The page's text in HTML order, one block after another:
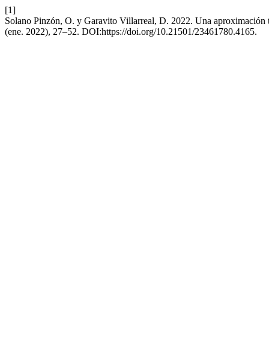
[1]
Solano Pinzón, O. y Garavito Villarreal, D. 2022. Una aproximación
(ene. 2022), 27–52. DOI:https://doi.org/10.21501/23461780.4165.